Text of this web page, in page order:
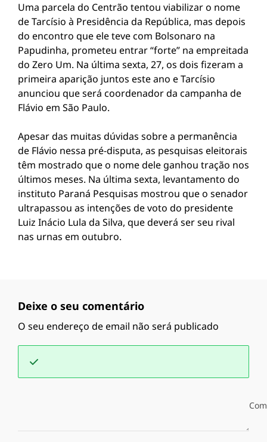
Uma parcela do Centrão tentou viabilizar o nome
de Tarcísio à Presidência da República, mas depois
do encontro que ele teve com Bolsonaro na
Papudinha, prometeu entrar “forte” na empreitada
do Zero Um. Na última sexta, 27, os dois fizeram a
primeira aparição juntos este ano e Tarcísio
anunciou que será coordenador da campanha de
Flávio em São Paulo.
Apesar das muitas dúvidas sobre a permanência
de Flávio nessa pré-disputa, as pesquisas eleitorais
têm mostrado que o nome dele ganhou tração nos
últimos meses. Na última sexta, levantamento do
instituto Paraná Pesquisas mostrou que o senador
ultrapassou as intenções de voto do presidente
Luiz Inácio Lula da Silva, que deverá ser seu rival
nas urnas em outubro.
Deixe o seu comentário
O seu endereço de email não será publicado